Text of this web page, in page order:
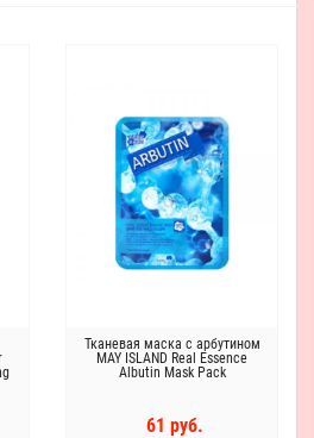
Тканевая маска с арбутином
MAY ISLAND Real Essence
Albutin Mask Pack
61 руб.